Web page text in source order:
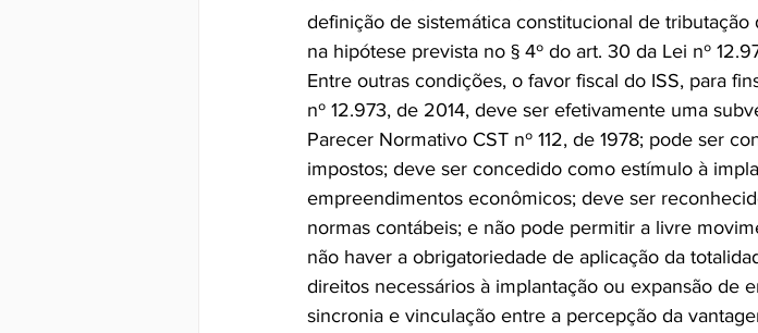
definição de sistemática constitucional de
na hipótese prevista no § 4º do art. 30 da Lei nº
Entre outras condições, o favor fiscal do ISS, para
nº 12.973, de 2014, deve ser efetivamente uma
Parecer Normativo CST nº 112, de 1978; pode ser
impostos; deve ser concedido como estímulo à
empreendimentos econômicos; deve ser
normas contábeis; e não pode permitir a livre
não haver a obrigatoriedade de aplicação da
direitos necessários à implantação ou expansão de
sincronia e vinculação entre a percepção da